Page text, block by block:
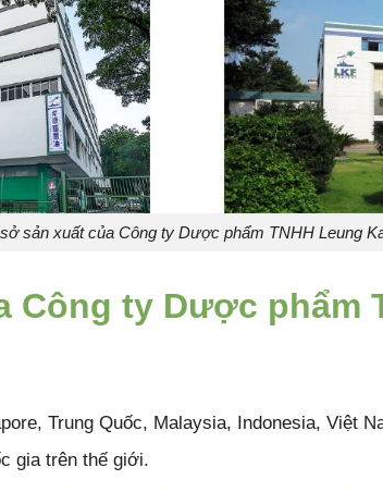
sản xuất của Công ty Dược phẩm TNHH Leung
Công ty Dược phẩm
Trung Quốc, Malaysia, Indonesia, Việt
gia trên thế giới.